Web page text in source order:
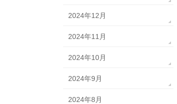
2024年12月
2024年11月
2024年10月
2024年9月
2024年8月